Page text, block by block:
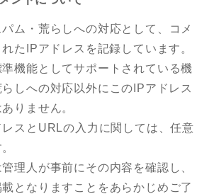
ム・荒らしへの対応として、コメ
たIPアドレスを記録しています。
機能としてサポートされている機
しへの対応以外にこのIPアドレス
りません。
スとURLの入力に関しては、任意
理人が事前にその内容を確認し、
となりますことをあらかじめご了